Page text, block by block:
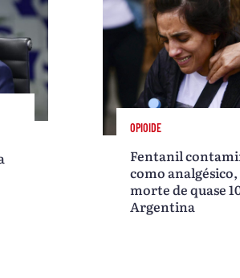
OPIOIDE
Fentanil
como analgésico,
morte de quase
Argentina